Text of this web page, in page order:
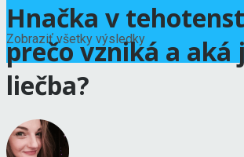
Zobraziť všetky výsledky
Hnačka v
prečo vzniká a aká
liečba?